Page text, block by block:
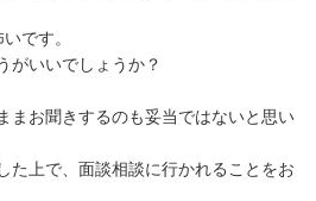
です。
がいいでしょうか？
まお聞きするのも妥当ではないと思い
た上で、面談相談に行かれることをお